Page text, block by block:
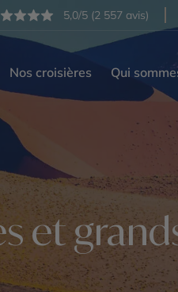
5,0/5 (2 557 avis)
Nos croisières Qui
et